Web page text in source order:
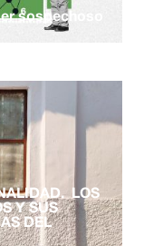
sospechoso
LOS
Y SUS
DEL